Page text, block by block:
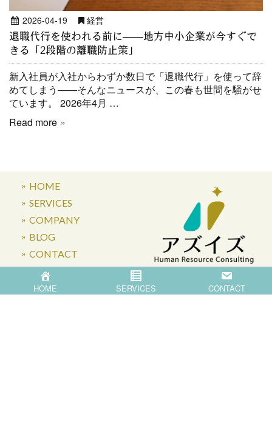
2026-04-19 経営
退職代行を使われる前に——地方中小企業が今すぐで
きる「2段階の離職防止策」
新入社員が入社からわずか数日で「退職代行」を使って辞
めてしまう——そんなニュースが、この春も世間を騒がせ
ています。 2026年4月 …
Read more
HOME
SERVICES
COMPANY
BLOG
CONTACT
〒871-0007 大分県中津市蛎瀬770
HOME SERVICES CONTACT